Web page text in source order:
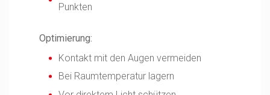
Punkten
Optimierung:
Kontakt mit den Augen vermeiden
Bei Raumtemperatur lagern